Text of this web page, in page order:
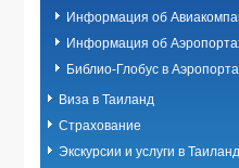
Информация об
Информация об
Библио-Глобус в
Виза в Таиланд
Страхование
Экскурсии и услуги в